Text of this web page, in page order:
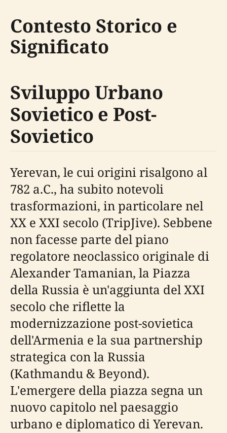
Contesto Storico e
Significato
Sviluppo Urbano
Sovietico e Post-
Sovietico
Yerevan, le cui origini risalgono al
782 a.C., ha subito notevoli
trasformazioni, in particolare nel
XX e XXI secolo (TripJive). Sebbene
non facesse parte del piano
regolatore neoclassico originale di
Alexander Tamanian, la Piazza
della Russia è un'aggiunta del XXI
secolo che riflette la
modernizzazione post-sovietica
dell'Armenia e la sua partnership
strategica con la Russia
(Kathmandu & Beyond).
L'emergere della piazza segna un
nuovo capitolo nel paesaggio
urbano e diplomatico di Yerevan.